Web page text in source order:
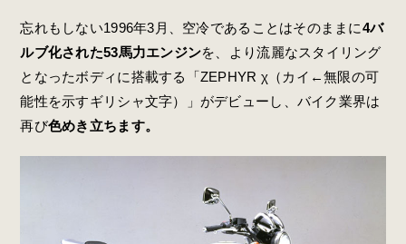
忘れもしない1996年3月、空冷であることはそのままに4バ
ルブ化された53馬力エンジンを、より流麗なスタイリング
となったボディに搭載する「ZEPHYR χ（カイ←無限の可
能性を示すギリシャ文字）」がデビューし、バイク業界は
再び色めき立ちます。